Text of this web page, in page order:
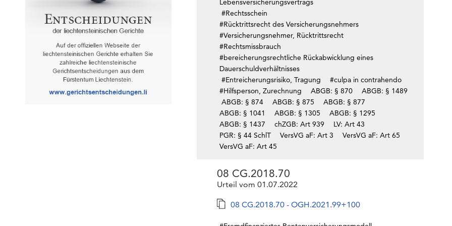
Lebensversicherungsvertrags
#Rechtsschein
#Rücktrittsrecht des Versicherungsnehmers
#Versicherungsnehmer, Rücktrittsrecht
#Rechtsmissbrauch
#bereicherungsrechtliche Rückabwicklung eines
Dauerschuldverhältnisses
#Entreicherungsrisiko, Tragung
#culpa in contrahendo
#Hilfsperson, Zurechnung
ABGB: § 870
ABGB: § 1489
ABGB: § 874
ABGB: § 875
ABGB: § 877
ABGB: § 1041
ABGB: § 1305
ABGB: § 1295
ABGB: § 1437
chZGB: Art 939
LV: Art 43
PGR: § 44 SchlT
VersVG aF: Art 3
VersVG aF: Art 65
VersVG aF: Art 45
08 CG.2018.70
Urteil vom 01.07.2022
08 CG.2018.70 - OGH.2021.99+100